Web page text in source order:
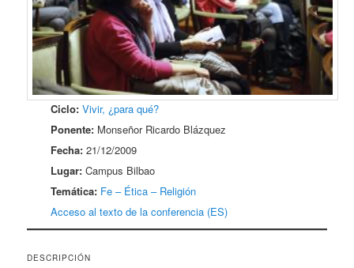
Ciclo: Vivir, ¿para qué?
Ponente: Monseñor Ricardo Blázquez
Fecha: 21/12/2009
Lugar: Campus Bilbao
Temática: Fe – Ética – Religión
Acceso al texto de la conferencia (ES)
DESCRIPCIÓN